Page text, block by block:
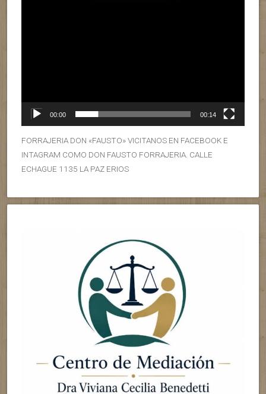
00:00 00:14
FORRAJERIA DON «FAUSTO» VICITANOS EN FACEBOOK E
INTAGRAM COMO DON FAUSTO FORRAJERIA. CALLE
ECHAGUE 1135 LA PAZ ERIOS